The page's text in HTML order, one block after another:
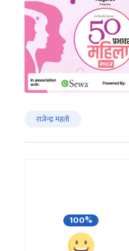
राजेन्द्र महतो
100%